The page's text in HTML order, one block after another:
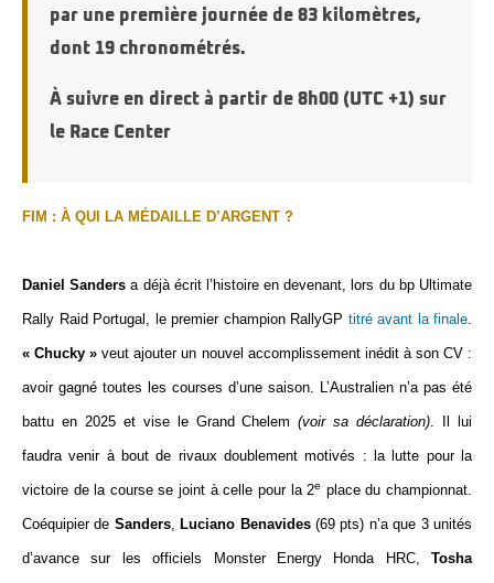
par une première journée de 83 kilomètres,
dont 19 chronométrés.
À suivre en direct à partir de 8h00 (UTC +1) sur
le Race Center
FIM : À QUI LA MÉDAILLE D’ARGENT ?
Daniel Sanders a déjà écrit l’histoire en devenant, lors du bp Ultimate
Rally Raid Portugal, le premier champion RallyGP titré avant la finale.
« Chucky » veut ajouter un nouvel accomplissement inédit à son CV :
avoir gagné toutes les courses d’une saison. L’Australien n’a pas été
battu en 2025 et vise le Grand Chelem(voir sa déclaration). Il lui
faudra venir à bout de rivaux doublement motivés : la lutte pour la
victoire de la course se joint à celle pour la 2e place du championnat.
Coéquipier de Sanders, Luciano Benavides(69 pts) n’a que 3 unités
d’avance sur les officiels Monster Energy Honda HRC, Tosha